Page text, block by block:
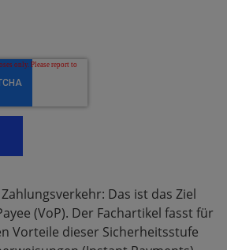
Das ist das Ziel
(VoP). Der Fachartikel fasst für
Vorteile dieser Sicherheitsstufe